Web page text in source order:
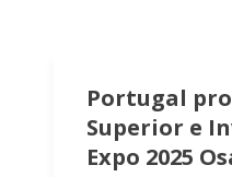
Portugal
Superior e
Expo 2025